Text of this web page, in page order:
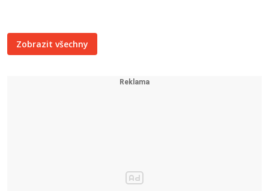
Zobrazit všechny